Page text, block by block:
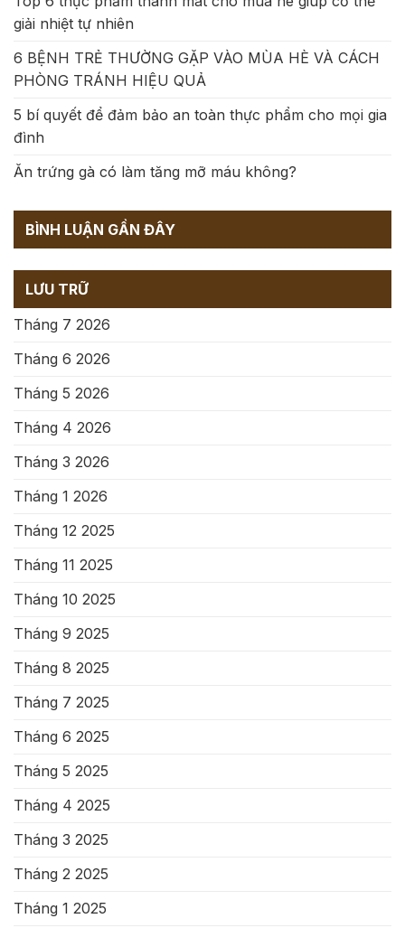
giải nhiệt tự nhiên
6 BỆNH TRẺ THƯỜNG GẶP VÀO MÙA HÈ VÀ CÁCH
PHÒNG TRÁNH HIỆU QUẢ
5 bí quyết để đảm bảo an toàn thực phẩm cho mọi gia
đình
Ăn trứng gà có làm tăng mỡ máu không?
BÌNH LUẬN GẦN ĐÂY
LƯU TRỮ
Tháng 7 2026
Tháng 6 2026
Tháng 5 2026
Tháng 4 2026
Tháng 3 2026
Tháng 1 2026
Tháng 12 2025
Tháng 11 2025
Tháng 10 2025
Tháng 9 2025
Tháng 8 2025
Tháng 7 2025
Tháng 6 2025
Tháng 5 2025
Tháng 4 2025
Tháng 3 2025
Tháng 2 2025
Tháng 1 2025